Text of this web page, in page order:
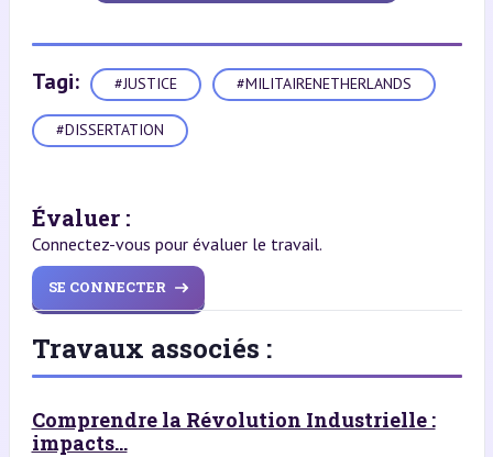
Tagi: #JUSTICE #MILITAIRENETHERLANDS
#DISSERTATION
Évaluer :
Connectez-vous pour évaluer le travail.
SE CONNECTER
Travaux associés :
Comprendre la Révolution Industrielle :
impacts...